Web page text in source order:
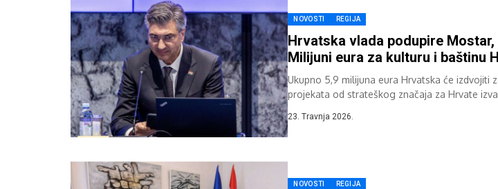
NOVOSTI REGIJA
Hrvatska vlada podupire
Milijuni eura za kulturu i baštinu
Ukupno 5,9 milijuna eura Hrvatska će izdvojiti
projekata od strateškog značaja za Hrvate
23. Travnja 2026.
NOVOSTI REGIJA